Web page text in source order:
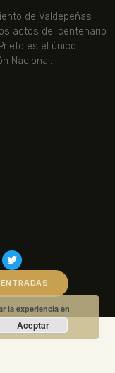
de Valdepeñas
actos del centenario
es el único
Nacional.
la experiencia en
Aceptar